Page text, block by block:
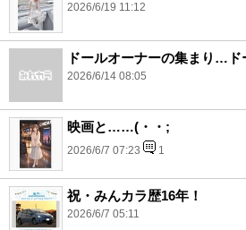
2026/6/19 11:12
ドールオーナーの集まり…ド
2026/6/14 08:05
映画と……(・・;
2026/6/7 07:23 1
祝・みんカラ歴16年！
2026/6/7 05:11